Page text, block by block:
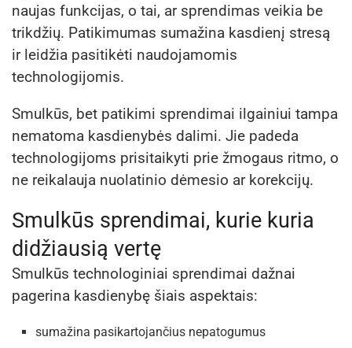
naujas funkcijas, o tai, ar sprendimas veikia be
trikdžių. Patikimumas sumažina kasdienį stresą
ir leidžia pasitikėti naudojamomis
technologijomis.
Smulkūs, bet patikimi sprendimai ilgainiui tampa
nematoma kasdienybės dalimi. Jie padeda
technologijoms prisitaikyti prie žmogaus ritmo, o
ne reikalauja nuolatinio dėmesio ar korekcijų.
Smulkūs sprendimai, kurie kuria
didžiausią vertę
Smulkūs technologiniai sprendimai dažnai
pagerina kasdienybę šiais aspektais:
sumažina pasikartojančius nepatogumus